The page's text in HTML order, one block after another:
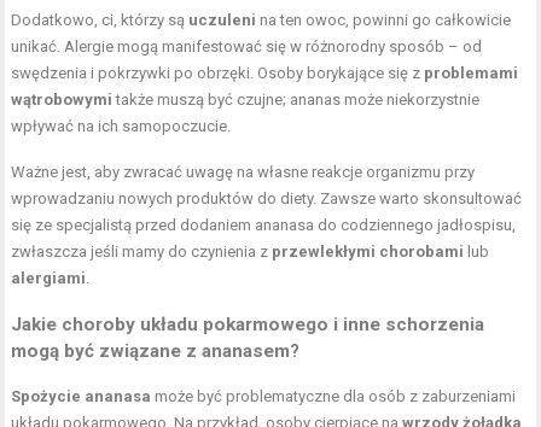
Dodatkowo, ci, którzy są uczuleni na ten owoc, powinni go całkowicie
unikać. Alergie mogą manifestować się w różnorodny sposób – od
swędzenia i pokrzywki po obrzęki. Osoby borykające się z problemami
wątrobowymi także muszą być czujne; ananas może niekorzystnie
wpływać na ich samopoczucie.
Ważne jest, aby zwracać uwagę na własne reakcje organizmu przy
wprowadzaniu nowych produktów do diety. Zawsze warto skonsultować
się ze specjalistą przed dodaniem ananasa do codziennego jadłospisu,
zwłaszcza jeśli mamy do czynienia z przewlekłymi chorobami lub
alergiami
Jakie choroby układu pokarmowego i inne schorzenia
mogą być związane z ananasem?
Spożycie ananasa może być problematyczne dla osób z zaburzeniami
układu pokarmowego. Na przykład, osoby cierpiące nawrzody żołądka